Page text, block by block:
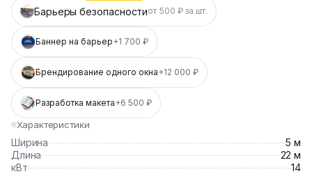
Барьеры безопасностиот 500 ₽ за шт.
Баннер на барьер+1 700 ₽
Брендирование одного окна+12 000 ₽
Разработка макета+6 500 ₽
Характеристики
Ширина
5 м
Длина
22 м
кВт
14